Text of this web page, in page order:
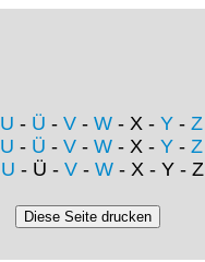
U - Ü - V - W - X - Y - Z
U - Ü - V - W - X - Y - Z
U - Ü - V- W- X - Y - Z